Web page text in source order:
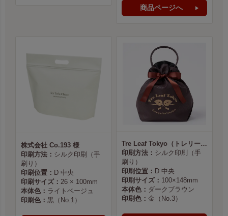
商品ページへ
株式会社 Co.193 様
印刷方法： シルク印刷（手
刷り）
印刷位置： D 中央
印刷サイズ： 26 × 100mm
本体色： ライトベージュ
印刷色： 黒（No.1）
Tre Leaf Tokyo（トレリーフ東京） 様
印刷方法： シルク印刷（手
刷り）
印刷位置： D 中央
印刷サイズ： 100×148mm
本体色： ダークブラウン
印刷色： 金（No.3）